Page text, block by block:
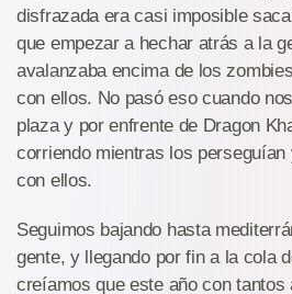
disfrazada era casi imposible
que empezar a hechar atrás a la
avalanzaba encima de los
con ellos. No pasó eso cuando
plaza y por enfrente de Dragon
corriendo mientras los
con ellos.
Seguimos bajando hasta
gente, y llegando por fin a la cola
creíamos que este año con tantos